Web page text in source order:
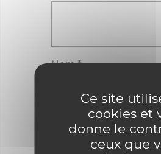
Nom*
Ce site
cookies et
donne le
ceux que